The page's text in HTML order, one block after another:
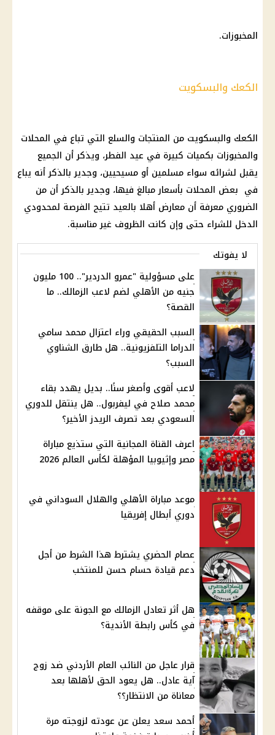
المخبوزات.
الكعك والبسكويت
الكعك والبسكويت من المنتجات والسلع التي تباع في المحلات
والمخبوزات بكميات كبيرة في عيد الفطر، ويذكر أن الجميع
يقبل لشرائه سواء مسلمين أو مسيحيين، وجدير بالذكر أنه يباع
في بعض المحلات بأسعار مبالغ فيها، وجدير بالذكر أن من
الضروري معرفة أن معارض أهلا بالعيد تتيح الفرصة لمحدودي
الدخل للشراء حتى وإن كانت الظروف غير مناسبة.
لا يفوتك
على مسؤولية "عمرو الدردير".. 100 مليون
جنيه من الأهلي لضم لاعب الزمالك.. ما
القصة؟
السبب الحقيقي وراء اعتزال محمد سامي
الدراما التلفزيونية.. هل طارق الشناوي
السبب؟
لاعب أقوى وأصغر سنًا.. بديل يهدد بقاء
محمد صلاح في ليفربول.. هل ينتقل للدوري
السعودي بعد تصرف الريدز الأخير؟
اعرف القناة المجانية التي ستذيع مباراة
مصر وإثيوبيا المؤهلة لكأس العالم 2026
موعد مباراة الأهلي والهلال السوداني في
دوري أبطال إفريقيا
عصام الحضري يشترط هذا الشرط من أجل
دعم قيادة حسام حسن للمنتخب
هل أثر تعادل الزمالك مع الجونة على موقفه
في كأس رابطة الأندية؟
قرار عاجل من النائب العام الأردني ضد زوج
آية عادل.. هل يعود الحق لأهلها بعد
معاناة من الانتظار؟؟
أحمد سعد يعلن عن عودته لزوجته مرة